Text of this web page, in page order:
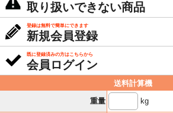
取り扱いできない商品
登録は無料で簡単にできます
新規会員登録
既に登録済みの方はこちらから
会員ログイン
送料計算機
重量
kg